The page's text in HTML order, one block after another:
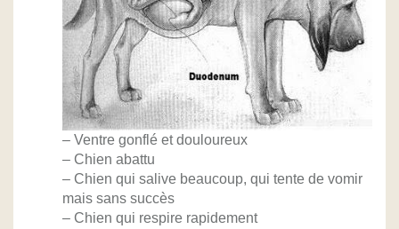
– Ventre gonflé et douloureux
– Chien abattu
– Chien qui salive beaucoup, qui tente de vomir
mais sans succès
– Chien qui respire rapidement